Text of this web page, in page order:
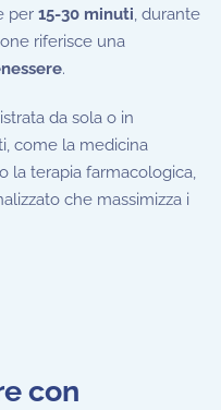
per 15-30 minuti, durante
riferisce una
.
da sola o in
come la medicina
la terapia farmacologica,
che massimizza i
con